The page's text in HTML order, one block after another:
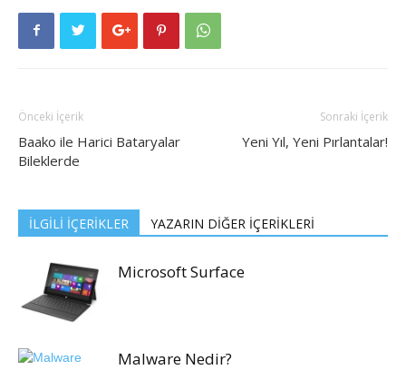
Önceki İçerik
Baako ile Harici Bataryalar
Bileklerde
Sonraki İçerik
Yeni Yıl, Yeni Pırlantalar!
İLGİLİ İÇERİKLER YAZARIN DİĞER İÇERİKLERİ
Microsoft Surface
Malware Nedir?